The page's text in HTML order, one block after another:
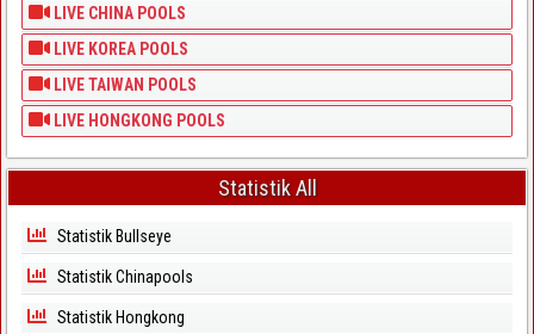
LIVE CHINA POOLS
LIVE KOREA POOLS
LIVE TAIWAN POOLS
LIVE HONGKONG POOLS
Statistik All
Statistik Bullseye
Statistik Chinapools
Statistik Hongkong